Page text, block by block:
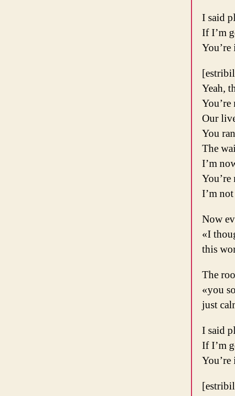
I said
If I’m
Yeah,
Our
You
The
I’m
I’m
Now
«I
this
The
«you
just
I said
If I’m